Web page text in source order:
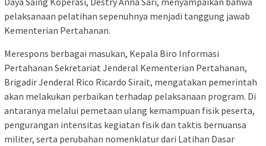
pelaksanaan pelatihan sepenuhnya menjadi tanggung jawab
Kementerian Pertahanan.
Merespons berbagai masukan, Kepala Biro Informasi
Pertahanan Sekretariat Jenderal Kementerian Pertahanan,
Brigadir Jenderal Rico Ricardo Sirait, mengatakan pemerintah
akan melakukan perbaikan terhadap pelaksanaan program. Di
antaranya melalui pemetaan ulang kemampuan fisik peserta,
pengurangan intensitas kegiatan fisik dan taktis bernuansa
militer, serta perubahan nomenklatur dari Latihan Dasar